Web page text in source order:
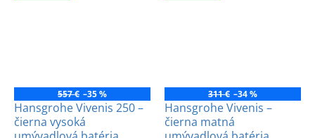
557 € –35 %
Hansgrohe Vivenis 250 –
čierna vysoká
311 € –34 %
Hansgrohe Vivenis –
čierna matná